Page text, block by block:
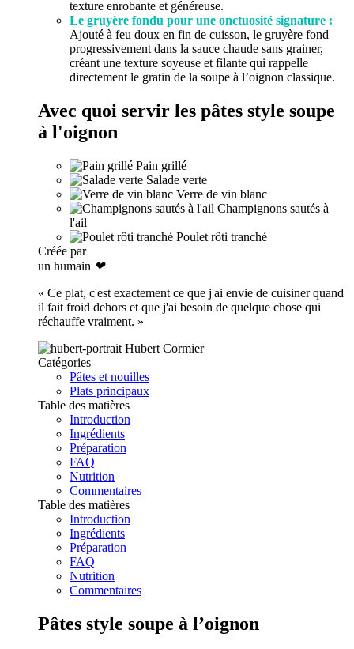
texture enrobante et généreuse.
Le gruyère fondu pour une onctuosité signature :
Ajouté à feu doux en fin de cuisson, le gruyère fond
progressivement dans la sauce chaude sans grainer,
créant une texture soyeuse et filante qui rappelle
directement le gratin de la soupe à l’oignon classique.
Avec quoi servir les pâtes style soupe
à l'oignon
Pain grillé
Salade verte
Verre de vin blanc
Champignons sautés à
l'ail
Poulet rôti tranché
Créée par
un humain ❤
« Ce plat, c'est exactement ce que j'ai envie de cuisiner quand
il fait froid dehors et que j'ai besoin de quelque chose qui
réchauffe vraiment. »
Hubert Cormier
Catégories
Pâtes et nouilles
Plats principaux
Table des matières
Introduction
Ingrédients
Préparation
FAQ
Nutrition
Commentaires
Table des matières
Introduction
Ingrédients
Préparation
FAQ
Nutrition
Commentaires
Pâtes style soupe à l’oignon